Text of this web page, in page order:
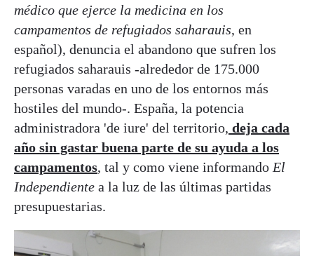
médico que ejerce la medicina en los
campamentos de refugiados saharauis, en
español), denuncia el abandono que sufren los
refugiados saharauis -alrededor de 175.000
personas varadas en uno de los entornos más
hostiles del mundo-. España, la potencia
administradora 'de iure' del territorio, deja cada
año sin gastar buena parte de su ayuda a los
campamentos, tal y como viene informando El
Independiente a la luz de las últimas partidas
presupuestarias.